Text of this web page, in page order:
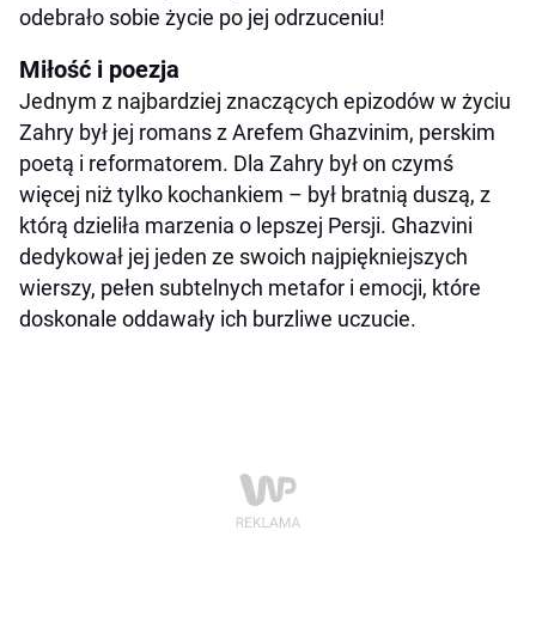
odebrało sobie życie po jej odrzuceniu!
Miłość i poezja
Jednym z najbardziej znaczących epizodów w życiu
Zahry był jej romans z Arefem Ghazvinim, perskim
poetą i reformatorem. Dla Zahry był on czymś
więcej niż tylko kochankiem – był bratnią duszą, z
którą dzieliła marzenia o lepszej Persji. Ghazvini
dedykował jej jeden ze swoich najpiękniejszych
wierszy, pełen subtelnych metafor i emocji, które
doskonale oddawały ich burzliwe uczucie.